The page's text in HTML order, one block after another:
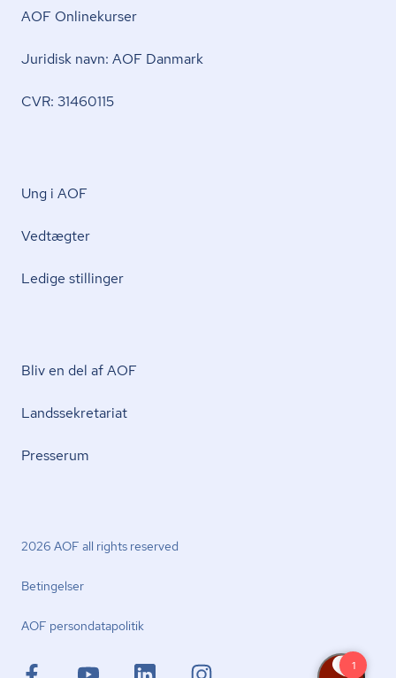
AOF Onlinekurser
Juridisk navn: AOF Danmark
CVR: 31460115
Ung i AOF
Vedtægter
Ledige stillinger
Bliv en del af AOF
Lands­se­kre­ta­ri­at
Presserum
2026 AOF all rights reserved
Betingelser
AOF per­son­da­ta­po­li­tik